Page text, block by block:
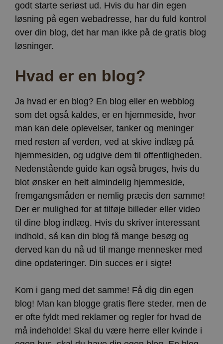
godt starte seriøst ud. Hvis du har din egen
løsning på egen webadresse, har du fuld kontrol
over din blog, det har man ikke på de gratis blog
løsninger.
Hvad er en blog?
Ja hvad er en blog? En blog eller en webblog
som det også kaldes, er en hjemmeside, hvor
man kan dele oplevelser, tanker og meninger
med resten af verden, ved at skive indlæg på
hjemmesiden, og udgive dem til offentligheden.
Nedenstående guide kan også bruges, hvis du
blot ønsker en helt almindelig hjemmeside,
fremgangsmåden er nemlig præcis den samme!
Der er mulighed for at tilføje billeder eller video
til dine blog indlæg. Hvis du skriver interessant
indhold, så kan din blog få mange besøg og
derved kan du nå ud til mange mennesker med
dine opdateringer. Din succes er i sigte!
Kom i gang med det samme! Få dig din egen
blog! Man kan blogge gratis flere steder, men de
er ofte fyldt med reklamer og regler for hvad de
må indeholde! Skal du være herre eller kvinde i